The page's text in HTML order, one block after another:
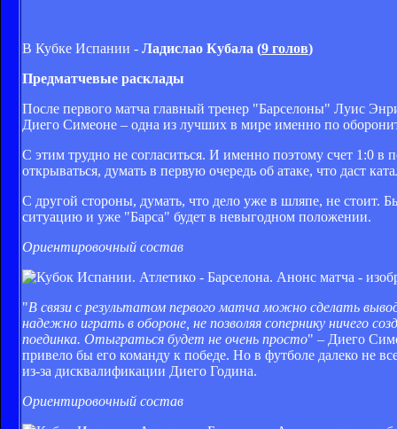
В Кубке Испании - Ладислао Кубала (9 голов)
Предматчевые расклады
После первого матча главный тренер "Барселоны" Луис
Диего Симеоне – одна из лучших в мире именно по
С этим трудно не согласиться. И именно поэтому счет 1:0
открываться, думать в первую очередь об атаке, что даст
С другой стороны, думать, что дело уже в шляпе, не
ситуацию и уже "Барса" будет в невыгодном положении.
Ориентировочный состав
"В связи с результатом первого матча можно сделать
надежно играть в обороне, не позволяя сопернику ничего
поединка. Отыграться будет не очень просто" – Диего
привело бы его команду к победе. Но в футболе далеко не
из-за дисквалификации Диего Година.
Ориентировочный состав